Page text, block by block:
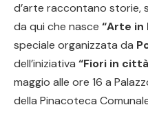
d’arte raccontano storie,
da qui che nasce “Arte in
speciale organizzata da
dell’iniziativa “Fiori in
maggio alle ore 16 a
della Pinacoteca